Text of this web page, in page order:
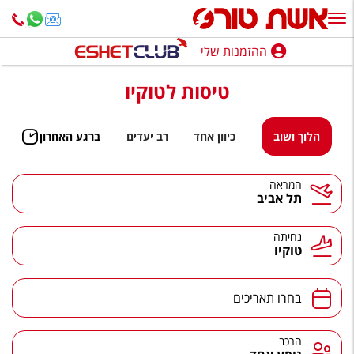
ההזמנות שלי
חופשה לפי סגנון
מלונות באילת
טיולים מאורגנים
סגנונות טיול
חבילות נופש
הרגע האחרון
חבילות בריאות וספא
ההזמנות שלי
טיסות לטוקיו
הלוך ושוב כיוון אחד רב יעדים ברגע האחרון
המראה
תל אביב
נחיתה
טוקיו
בחרו תאריכים
הרכב